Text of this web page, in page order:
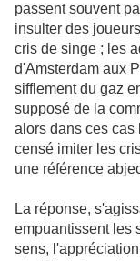
passent souvent
insulter des
cris de singe ; les
d'Amsterdam aux
sifflement du gaz
supposé de la
alors dans ces cas
censé imiter les
une référence
La réponse,
empuantissent les
sens,